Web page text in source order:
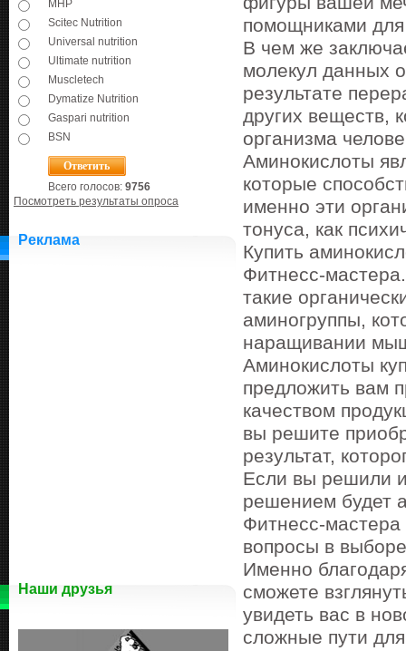
MHP
Scitec Nutrition
Universal nutrition
Ultimate nutrition
Muscletech
Dymatize Nutrition
Gaspari nutrition
BSN
Всего голосов: 9756
Посмотреть результаты опроса
Реклама
Наши друзья
помощниками
В чем же
молекул данных
результате
других веществ,
организма
Аминокислоты
которые
именно эти
тонуса, как
Купить
Фитнесс-
такие
аминогруппы,
наращивании
Аминокислоты
предложить вам
качеством
вы решите
результат,
Если вы решили
решением будет
Фитнесс-
вопросы в
Именно
сможете
увидеть вас в
сложные пути